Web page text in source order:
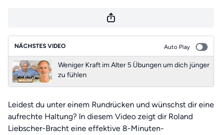
NÄCHSTES VIDEO Auto Play
Weniger Kraft im Alter 5 Übungen um dich jünger
zu fühlen
Leidest du unter einem Rundrücken und wünschst dir eine
aufrechte Haltung? In diesem Video zeigt dir Roland
Liebscher-Bracht eine effektive 8-Minuten-